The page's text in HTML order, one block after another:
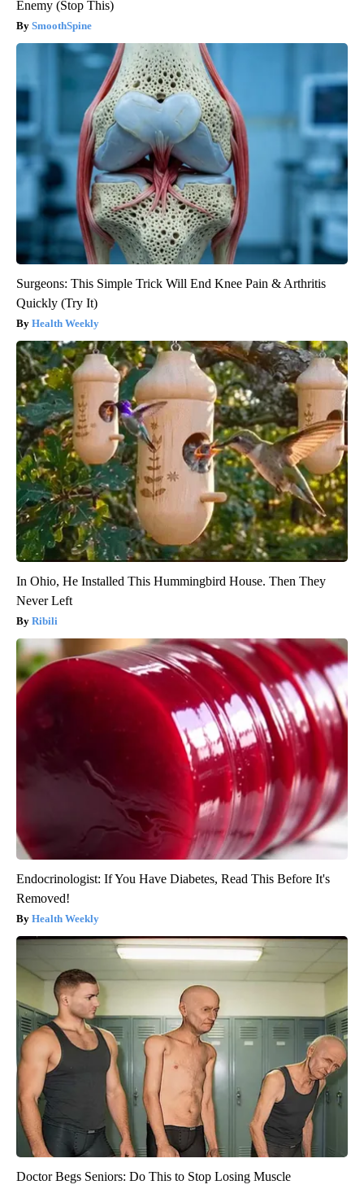
Enemy (Stop This)
SmoothSpine
Surgeons: This Simple Trick Will End Knee Pain & Arthritis
Quickly (Try It)
Health Weekly
In Ohio, He Installed This Hummingbird House. Then They
Never Left
Ribili
Endocrinologist: If You Have Diabetes, Read This Before It's
Removed!
Health Weekly
Doctor Begs Seniors: Do This to Stop Losing Muscle